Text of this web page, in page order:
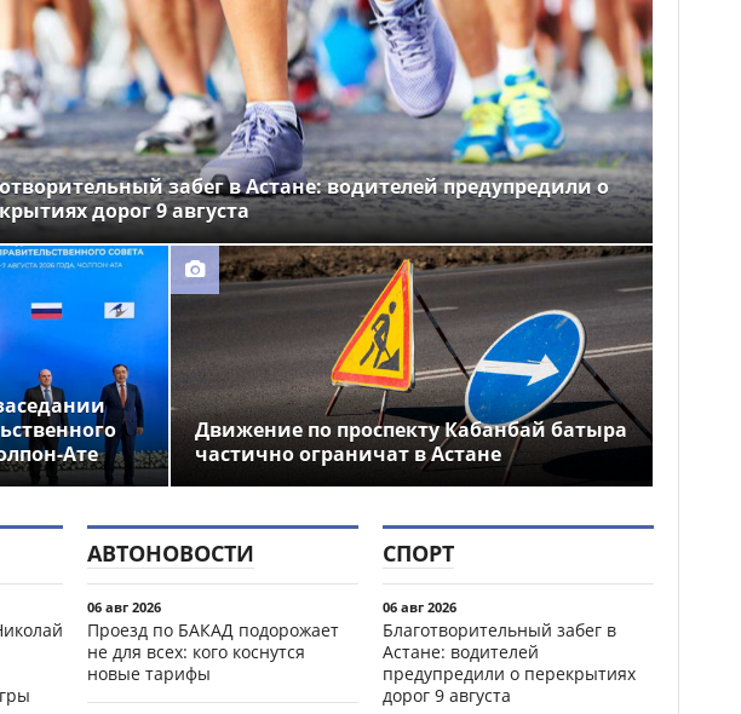
забег в Астане: водителей предупредили о
дорог 9 августа
Ате
Движение по проспекту Кабанбай батыра
частично ограничат в Астане
АВТОНОВОСТИ
06 авг 2026
Проезд по БАКАД подорожает
не для всех: кого коснутся
новые тарифы
СПОРТ
06 авг 2026
Благотворительный забег в
Астане: водителей
предупредили о перекрытиях
дорог 9 августа